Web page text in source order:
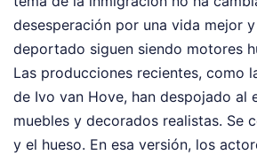
desesperación por una vida mejor
deportado siguen siendo motores
Las producciones recientes, como
de Ivo van Hove, han despojado al
muebles y decorados realistas. Se
y el hueso. En esa versión, los